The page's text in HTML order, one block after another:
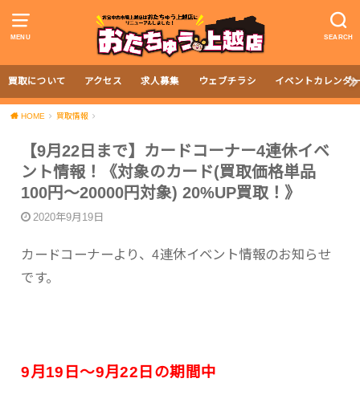
MENU SEARCH
買取について アクセス 求人募集 ウェブチラシ イベントカレンダ
HOME 買取情報
【9月22日まで】カードコーナー4連休イベ
ント情報！《対象のカード(買取価格単品
100円〜20000円対象) 20%UP買取！》
2020年9月19日
カードコーナーより、4連休イベント情報のお知らせ
です。
9月19日〜9月22日の期間中